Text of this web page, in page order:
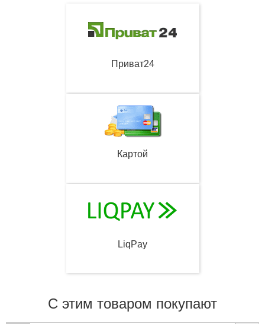
Приват24
Картой
LiqPay
С этим товаром покупают